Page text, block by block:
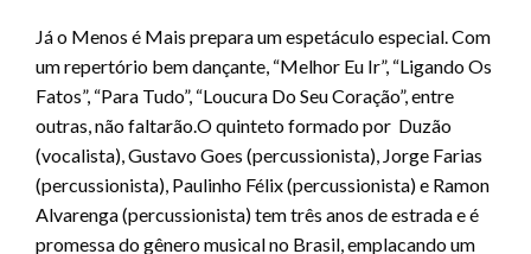
Já o Menos é Mais prepara um espetáculo especial. Com
um repertório bem dançante, “Melhor Eu Ir”, “Ligando Os
Fatos”, “Para Tudo”, “Loucura Do Seu Coração”, entre
outras, não faltarão.O quinteto formado por Duzão
(vocalista), Gustavo Goes (percussionista), Jorge Farias
(percussionista), Paulinho Félix (percussionista) e Ramon
Alvarenga (percussionista) tem três anos de estrada e é
promessa do gênero musical no Brasil, emplacando um